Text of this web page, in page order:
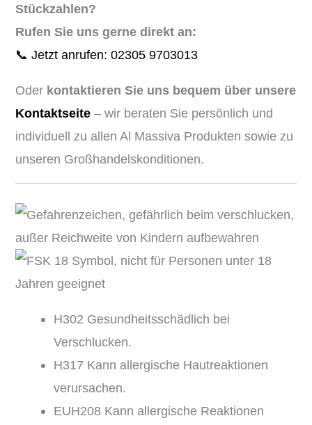
Stückzahlen?
Rufen Sie uns gerne direkt an:
📞 Jetzt anrufen: 02305 9703013
Oder kontaktieren Sie uns bequem über unsere
Kontaktseite – wir beraten Sie persönlich und
individuell zu allen Al Massiva Produkten sowie zu
unseren Großhandelskonditionen.
H302 Gesundheitsschädlich bei
Verschlucken.
H317 Kann allergische Hautreaktionen
verursachen.
EUH208 Kann allergische Reaktionen